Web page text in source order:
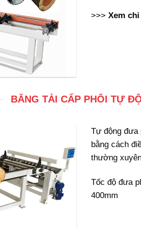
>>> Xem
BĂNG TẢI CẤP PHÔI TỰ
Tự động đưa
bằng cách
thường
Tốc độ đưa
400mm